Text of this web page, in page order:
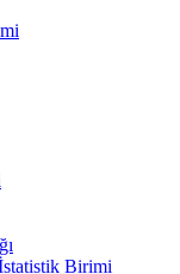
Birimi